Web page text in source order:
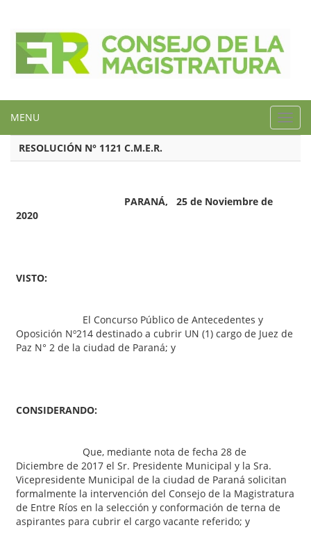
MENU
RESOLUCIÓN N° 1121 C.M.E.R.
PARANÁ, 25 de Noviembre de
2020
VISTO:
El Concurso Público de Antecedentes y
Oposición Nº214 destinado a cubrir UN (1) cargo de Juez de
Paz N° 2 de la ciudad de Paraná; y
CONSIDERANDO:
Que, mediante nota de fecha 28 de
Diciembre de 2017 el Sr. Presidente Municipal y la Sra.
Vicepresidente Municipal de la ciudad de Paraná solicitan
formalmente la intervención del Consejo de la Magistratura
de Entre Ríos en la selección y conformación de terna de
aspirantes para cubrir el cargo vacante referido; y